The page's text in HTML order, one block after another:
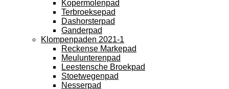
Kopermolenpad
Terbroeksepad
Dashorsterpad
Ganderpad
Klompenpaden 2021-1
Reckense Markepad
Meulunterenpad
Leestensche Broekpad
Stoetwegenpad
Nesserpad